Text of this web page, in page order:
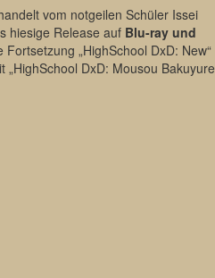
vom notgeilen Schüler Issei
hiesige Release auf Blu-ray und
Fortsetzung „HighSchool DxD: New“
DxD: Mousou Bakuyure